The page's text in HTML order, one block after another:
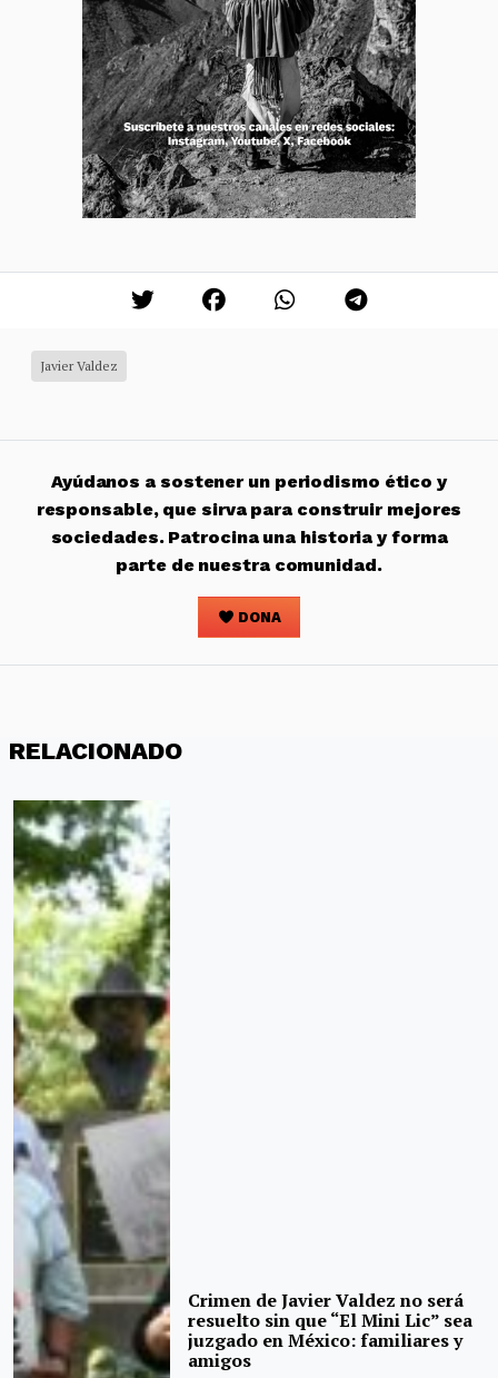
Javier Valdez
Ayúdanos a sostener un periodismo ético y
responsable, que sirva para construir mejores
sociedades. Patrocina una historia y forma
parte de nuestra comunidad.
DONA
RELACIONADO
Crimen de Javier Valdez no será
resuelto sin que “El Mini Lic” sea
juzgado en México: familiares y
amigos